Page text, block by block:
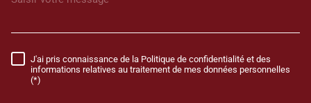
RÈGLEMENTATION
J'ai pris connaissance de la Politique de confidentialité et des
informations relatives au traitement de mes données personnelles
(*)